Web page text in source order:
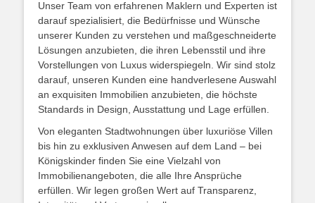
Unser Team von erfahrenen Maklern und Experten ist
darauf spezialisiert, die Bedürfnisse und Wünsche
unserer Kunden zu verstehen und maßgeschneiderte
Lösungen anzubieten, die ihren Lebensstil und ihre
Vorstellungen von Luxus widerspiegeln. Wir sind stolz
darauf, unseren Kunden eine handverlesene Auswahl
an exquisiten Immobilien anzubieten, die höchste
Standards in Design, Ausstattung und Lage erfüllen.
Von eleganten Stadtwohnungen über luxuriöse Villen
bis hin zu exklusiven Anwesen auf dem Land – bei
Königskinder finden Sie eine Vielzahl von
Immobilienangeboten, die alle Ihre Ansprüche
erfüllen. Wir legen großen Wert auf Transparenz,